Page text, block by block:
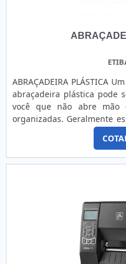
ABRAÇADEIRA PLÁSTICA Um utensílio cheio de utilidades, a
abraçadeira plástica pode
você que não abre mão
organizadas. Geralmente essas abraçadeiras são utilizadas
como lacres, vendidas em
muito úteis no auxílio
pequenos reparos e
UTILIDADES DA ABRAÇADEIRA
De modo mais
extremamente útil para: Amarração; Fixação; Amarração de
equipamentos; Reforço
materiais; Deter
Organização de cabos;